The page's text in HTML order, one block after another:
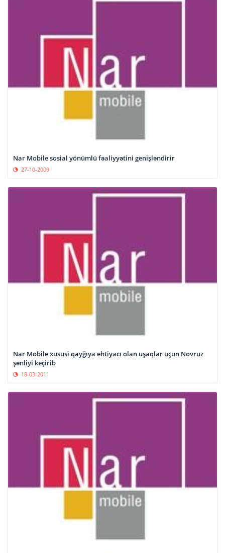
Nar Mobile sosial yönümlü fəaliyyətini genişləndirir
27-10-2009
Nar Mobile xüsusi qayğıya ehtiyacı olan uşaqlar üçün Novruz
şənliyi keçirib
18-03-2011